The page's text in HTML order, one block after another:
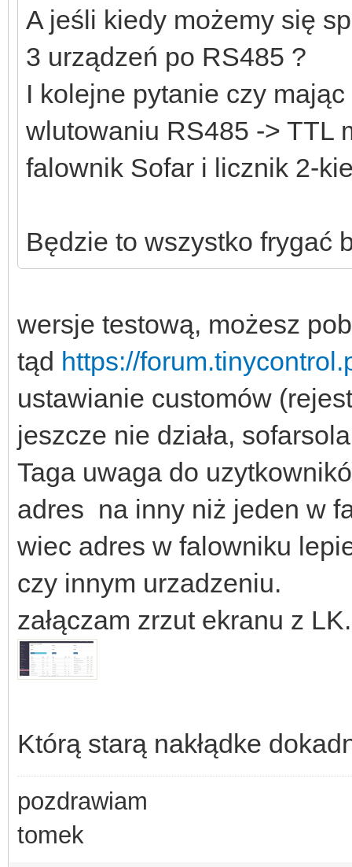
A jeśli kiedy możemy się
3 urządzeń po RS485 ?
I kolejne pytanie czy
wlutowaniu RS485 -> TTL
falownik Sofar i licznik 2-
Będzie to wszystko frygać
wersje testową, możesz
tąd https://
ustawianie customów
jeszcze nie działa,
Taga uwaga do
adres na inny niż jeden w
wiec adres w falowniku
czy innym urzadzeniu.
załączam zrzut ekranu z LK.
Którą starą nakłądke
pozdrawiam
tomek